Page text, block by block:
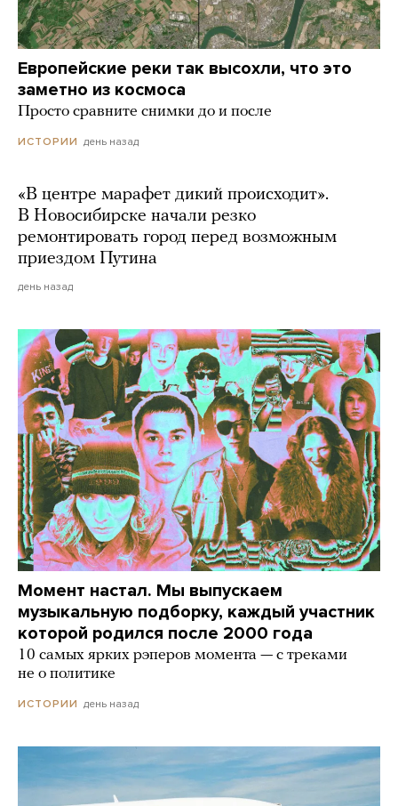
Европейские реки так высохли, что это
заметно из космоса
Просто сравните снимки до и после
ИСТОРИИ день назад
«В центре марафет дикий происходит».
В Новосибирске начали резко
ремонтировать город перед возможным
приездом Путина
день назад
Момент настал. Мы выпускаем
музыкальную подборку, каждый участник
которой родился после 2000 года
10 самых ярких рэперов момента — с треками
не о политике
ИСТОРИИ день назад